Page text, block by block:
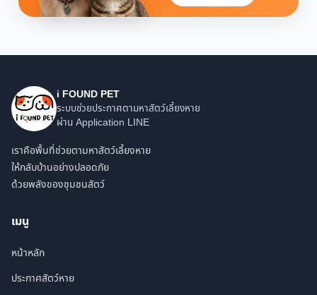
i FOUND PET
ระบบช่วยประกาศตามหาสัตว์เลี้ยงหาย
ผ่าน Application LINE
เราคือพื้นที่ช่วยตามหาสัตว์เลี้ยงหาย
ให้กลับบ้านอย่างปลอดภัย
ด้วยพลังของชุมชนสัตว์
เมนู
หน้าหลัก
ประกาศสัตว์หาย